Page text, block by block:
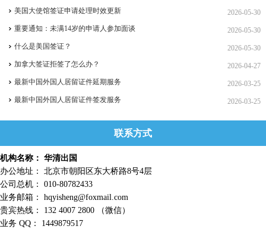
2026-05-30
美国大使馆签证申请处理时效更新
2026-05-30
重要通知：未满14岁的申请人参加面谈
2026-05-30
什么是美国签证？
2026-04-27
加拿大签证拒签了怎么办？
2026-03-25
最新中国外国人居留证件延期服务
2026-03-25
最新中国外国人居留证件签发服务
联系方式
机构名称： 华清出国
办公地址： 北京市朝阳区东大桥路8号4层
公司总机： 010-80782433
业务邮箱： hqyisheng@foxmail.com
贵宾热线： 132 4007 2800 （微信）
业务 QQ： 1449879517